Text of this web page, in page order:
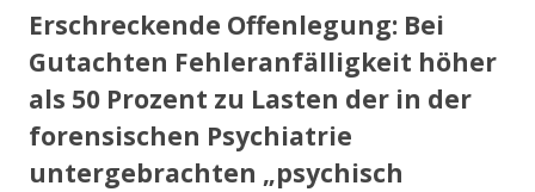
Erschreckende Offenlegung: Bei
Gutachten Fehleranfälligkeit höher
als 50 Prozent zu Lasten der in der
forensischen Psychiatrie
untergebrachten „psychisch